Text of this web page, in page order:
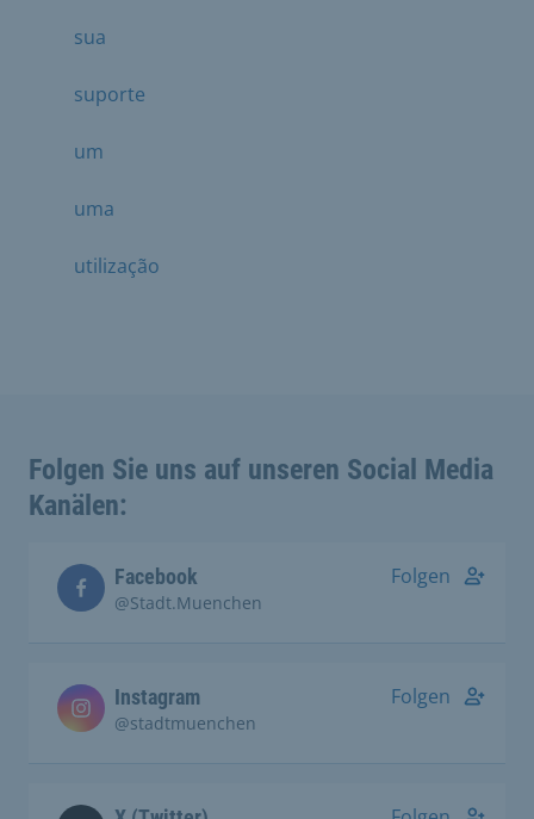
sua
suporte
um
uma
utilização
Folgen Sie uns auf unseren Social Media
Kanälen:
Facebook
@Stadt.Muenchen
Folgen
Instagram
@stadtmuenchen
Folgen